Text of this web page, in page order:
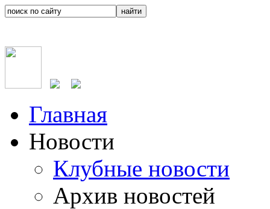
Главная
Новости
Клубные новости
Архив новостей